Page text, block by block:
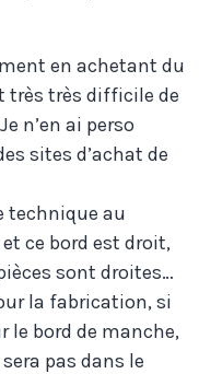
en achetant du
très très difficile de
n’en ai perso
sites d’achat de
technique au
ce bord est droit,
sont droites…
la fabrication, si
le bord de manche,
pas dans le